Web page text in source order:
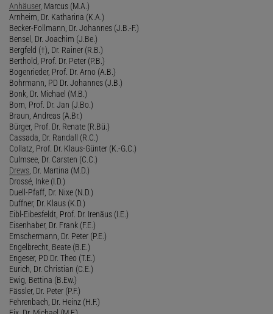
Anhäuser, Marcus (M.A.)
Arnheim, Dr. Katharina (K.A.)
Becker-Follmann, Dr. Johannes (J.B.-F.)
Bensel, Dr. Joachim (J.Be.)
Bergfeld (†), Dr. Rainer (R.B.)
Berthold, Prof. Dr. Peter (P.B.)
Bogenrieder, Prof. Dr. Arno (A.B.)
Bohrmann, PD Dr. Johannes (J.B.)
Bonk, Dr. Michael (M.B.)
Born, Prof. Dr. Jan (J.Bo.)
Braun, Andreas (A.Br.)
Bürger, Prof. Dr. Renate (R.Bü.)
Cassada, Dr. Randall (R.C.)
Collatz, Prof. Dr. Klaus-Günter (K.-G.C.)
Culmsee, Dr. Carsten (C.C.)
Drews , Dr. Martina (M.D.)
Drossé, Inke (I.D.)
Duell-Pfaff, Dr. Nixe (N.D.)
Duffner, Dr. Klaus (K.D.)
Eibl-Eibesfeldt, Prof. Dr. Irenäus (I.E.)
Eisenhaber, Dr. Frank (F.E.)
Emschermann, Dr. Peter (P.E.)
Engelbrecht, Beate (B.E.)
Engeser, PD Dr. Theo (T.E.)
Eurich, Dr. Christian (C.E.)
Ewig, Bettina (B.Ew.)
Fässler, Dr. Peter (P.F.)
Fehrenbach, Dr. Heinz (H.F.)